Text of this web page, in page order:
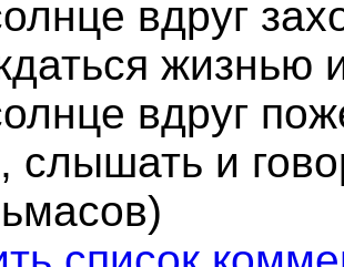
вдруг
жизнью
вдруг
слышать и